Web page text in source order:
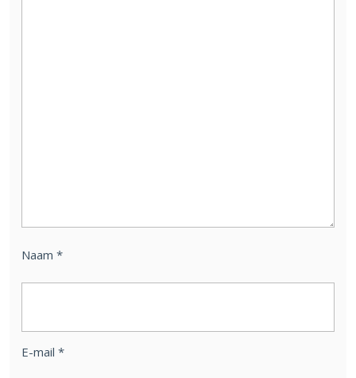
Naam *
E-mail *